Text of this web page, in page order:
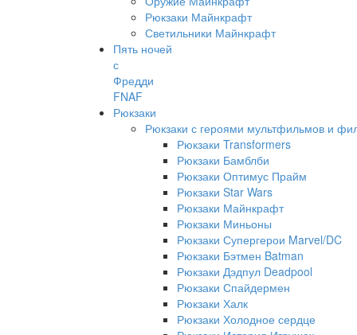
Рюкзаки Майнкрафт
Светильники Майнкрафт
Пять ночей
с
Фредди
FNAF
Рюкзаки
Рюкзаки с героями мультфильмов и
Рюкзаки Transformers
Рюкзаки Бамблби
Рюкзаки Оптимус Прайм
Рюкзаки Star Wars
Рюкзаки Майнкрафт
Рюкзаки Миньоны
Рюкзаки Супергерои Marvel/DC
Рюкзаки Бэтмен Batman
Рюкзаки Дэдпул Deadpool
Рюкзаки Спайдермен
Рюкзаки Халк
Рюкзаки Холодное сердце